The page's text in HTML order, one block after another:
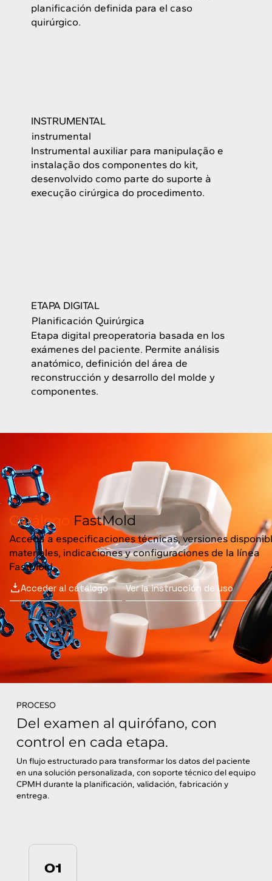
planificación definida para el caso
quirúrgico.
INSTRUMENTAL
instrumental
Instrumental auxiliar para manipulação e
instalação dos componentes do kit,
desenvolvido como parte do suporte à
execução cirúrgica do procedimento.
ETAPA DIGITAL
Planificación Quirúrgica
Etapa digital preoperatoria basada en los
exámenes del paciente. Permite análisis
anatómico, definición del área de
reconstrucción y desarrollo del molde y
componentes.
Catálogo FastMold
Acceda a especificaciones técnicas, versiones
materiales, indicaciones y configuraciones de la línea
FastMold.
Acceder al catálogo Ver la instrucción de uso
PROCESO
Del examen al quirófano, con
control en cada etapa.
Un flujo estructurado para transformar los datos del paciente
en una solución personalizada, con soporte técnico del equipo
CPMH durante la planificación, validación, fabricación y
entrega.